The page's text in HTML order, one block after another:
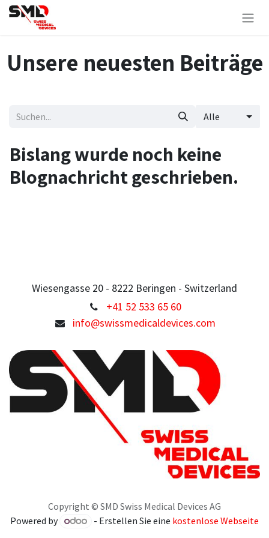
Zum Inhalt springen
Unsere neuesten Beiträge
Alle
Bislang wurde noch keine
Blognachricht geschrieben.
Wiesengasse 20 - 8222 Beringen - Switzerland
+41 52 533 65 60
info@swissmedicaldevices.com
Copyright © SMD Swiss Medical Devices AG
Powered by
- Erstellen Sie eine kostenlose Webseite